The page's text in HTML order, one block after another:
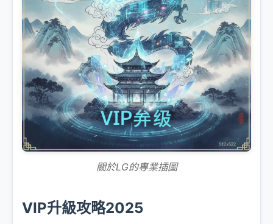
關於LG的專業插圖
VIP升級攻略2025